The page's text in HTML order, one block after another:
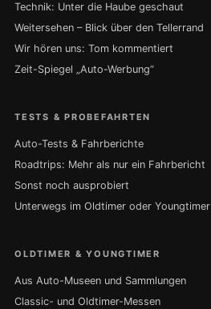
Technik: Unter die Haube geschaut
Weitersehen – Blick über den Tellerrand
Wir hören uns: Tom kommentiert
Zeit-Spiegel „Auto-Werbung“
TESTS & PROBEFAHRTEN
Auto-Tests & Fahrberichte
Roadtrips: Mehr als nur ein Fahrbericht
Sonst noch ausprobiert
Unterwegs im Oldtimer oder Youngtimer
OLDTIMER & YOUNGTIMER
Aus Auto-Museen und Sammlungen
Classic- und Oldtimer-Messen